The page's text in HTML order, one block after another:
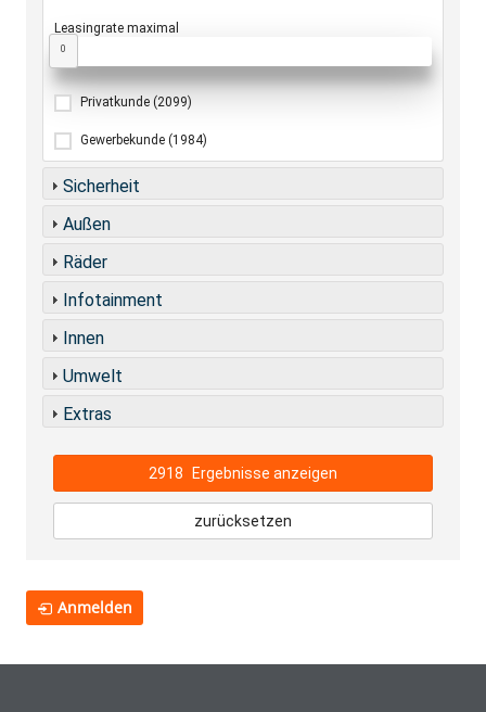
Leasingrate maximal
0
Privatkunde (2099)
Gewerbekunde (1984)
Sicherheit
Außen
Räder
Infotainment
Innen
Umwelt
Extras
2918 Ergebnisse anzeigen
zurücksetzen
Anmelden